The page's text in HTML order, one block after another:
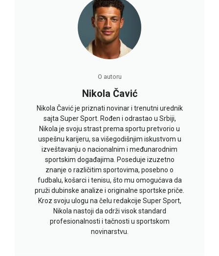
O autoru
Nikola Čavić
Nikola Čavić je priznati novinar i trenutni urednik
sajta Super Sport. Rođen i odrastao u Srbiji,
Nikola je svoju strast prema sportu pretvorio u
uspešnu karijeru, sa višegodišnjim iskustvom u
izveštavanju o nacionalnim i međunarodnim
sportskim događajima. Poseduje izuzetno
znanje o različitim sportovima, posebno o
fudbalu, košarci i tenisu, što mu omogućava da
pruži dubinske analize i originalne sportske priče.
Kroz svoju ulogu na čelu redakcije Super Sport,
Nikola nastoji da održi visok standard
profesionalnosti i tačnosti u sportskom
novinarstvu.